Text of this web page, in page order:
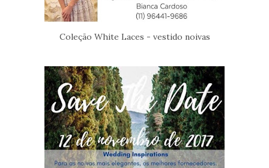
Coleção White Laces - vestido noivas